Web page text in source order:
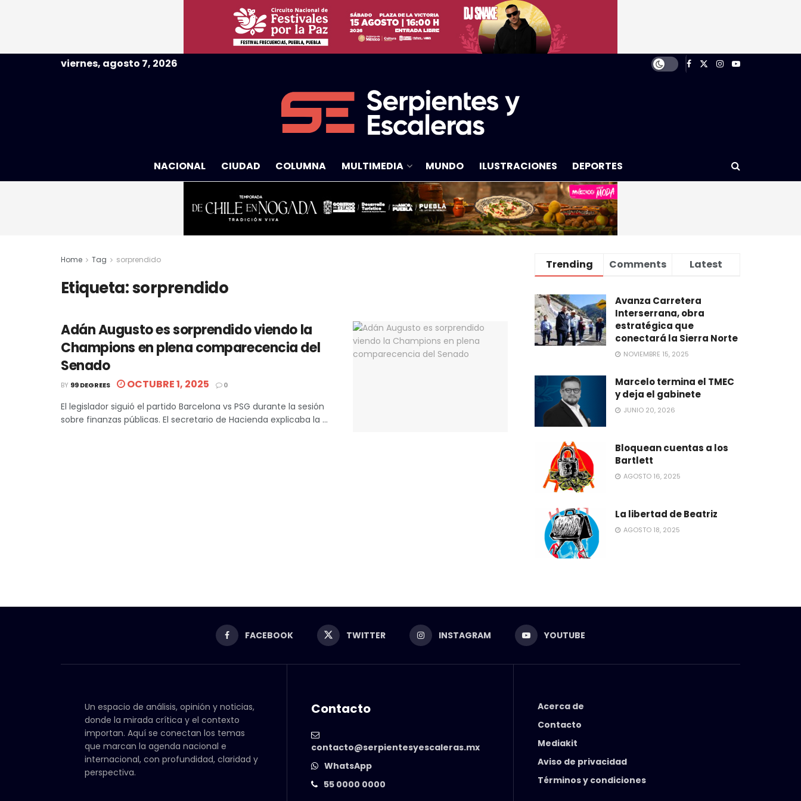
viernes, agosto 7, 2026
NACIONAL CIUDAD COLUMNA MULTIMEDIA MUNDO ILUSTRACIONES DEPORTES
Home Tag sorprendido
Etiqueta:sorprendido
Adán Augusto es sorprendido viendo la
Champions en plena comparecencia del
Senado
BY 99 DEGREES OCTUBRE 1, 2025 0
El legislador siguió el partido Barcelona vs PSG durante la sesión
sobre finanzas públicas. El secretario de Hacienda explicaba la ...
Trending Comments Latest
Avanza Carretera
Interserrana, obra
estratégica que
conectará la Sierra Norte
NOVIEMBRE 15, 2025
Marcelo termina el TMEC
y deja el gabinete
JUNIO 20, 2026
Bloquean cuentas a los
Bartlett
AGOSTO 16, 2025
La libertad de Beatriz
AGOSTO 18, 2025
FACEBOOK TWITTER INSTAGRAM YOUTUBE
Un espacio de análisis, opinión y noticias,
donde la mirada crítica y el contexto
importan. Aquí se conectan los temas
que marcan la agenda nacional e
internacional, con profundidad, claridad y
perspectiva.
Contacto
contacto@serpientesyescaleras.mx
WhatsApp
55 0000 0000
Acerca de
Contacto
Mediakit
Aviso de privacidad
Términos y condiciones